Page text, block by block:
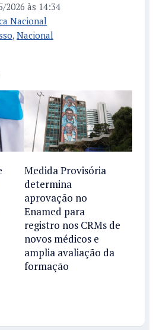
2026 às 14:34
Nacional
, Nacional
Medida Provisória
determina
aprovação no
Enamed para
registro nos CRMs de
novos médicos e
amplia avaliação da
formação